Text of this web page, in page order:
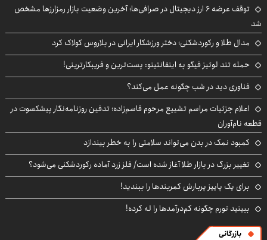
توقف عرضه ۶ ارز دیجیتال در صرافی‌ها؛ آخرین وضعیت بازار رمزارزها مشخص
شد
مدال طلا و رکوردشکنی؛ دختر ورزشکار ایرانی در بلاروس کولاک کرد
حمله تند لوئیز فیگو به اینفانتینو: پست‌ترین و فریبکارترینی!
فناوری دید در شب چگونه عمل می‌کند؟
اعلام جزئیات مراسم تشییع مرحوم قاسم‌زاده؛ تدفین روزنامه‌نگار پیشکسوت در
قطعه نام‌آوران
کمبود نمک در بدن می‌تواند سلامتی را به خطر بیندازد
تغییر بزرگ در بازار طلا آغاز شده است/ فلز زرد آماده رکوردشکنی می‌شود؟
برای یک پاییز پربارش کمربندها را ببندید!
ببینید تورم چگونه کم‌درآمدها را له کرده!
بازرگانی